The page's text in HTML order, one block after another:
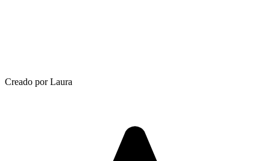
Creado por Laura